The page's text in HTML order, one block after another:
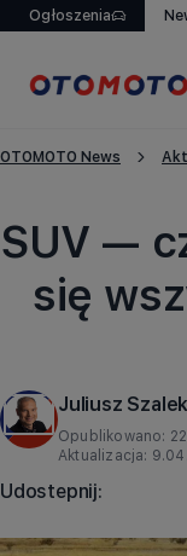
Ogłoszenia
OTOMOTO News
SUV —
się
Juliusz Szalek
Opublikowano:
Aktualizacja:
Udostepnij: